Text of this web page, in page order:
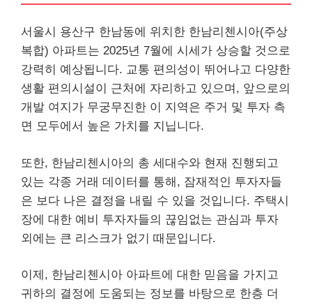
서울시 용산구 한남동에 위치한 한남리첸시아(주상
복합) 아파트는 2025년 7월에 시세가 상승할 것으로
강력히 예상됩니다. 교통 편의성이 뛰어나고 다양한
생활 편의시설이 근처에 자리하고 있으며, 앞으로의
개발 여지가 무궁무진한 이 지역은 주거 및 투자 측
면 모두에서 높은 가치를 지닙니다.
또한, 한남리첸시아의 총 세대수와 현재 진행되고
있는 각종 거래 데이터를 통해, 잠재적인 투자자들
은 보다 나은 결정을 내릴 수 있을 것입니다. 주택시
장에 대한 예비 투자자들의 끊임없는 관심과 투자
외에는 큰 리스크가 없기 때문입니다.
이제, 한남리첸시아 아파트에 대한 믿음을 가지고
귀하의 결정에 도움되는 정보를 바탕으로 한층 더